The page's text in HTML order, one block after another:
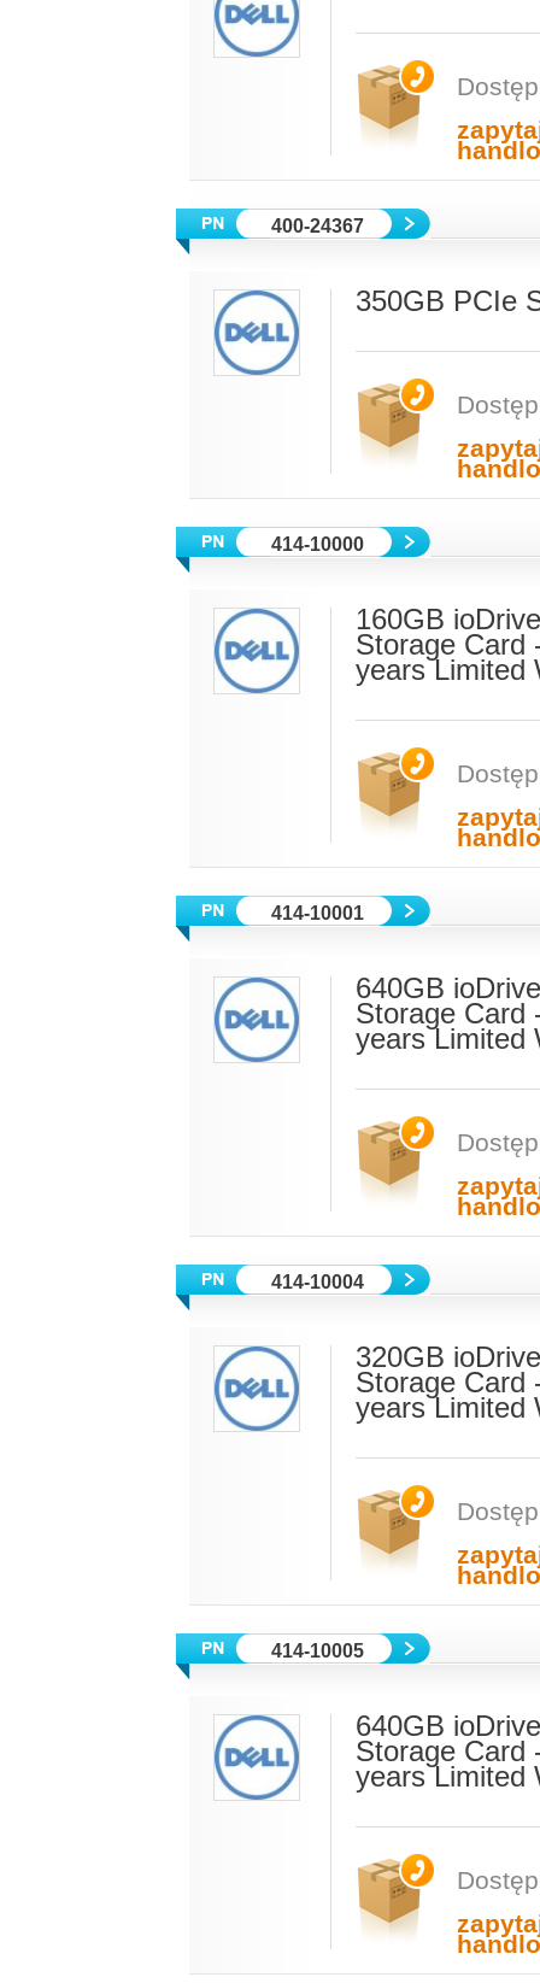
400-24367
350GB PCIe
414-10000
160GB
Storage Card
years Limited
414-10001
640GB
Storage Card
years Limited
414-10004
320GB
Storage Card
years Limited
414-10005
640GB
Storage Card
years Limited